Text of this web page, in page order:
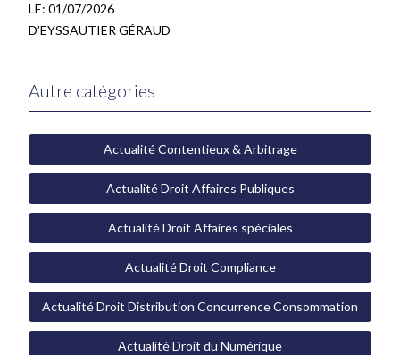
LE: 01/07/2026
D’EYSSAUTIER GÉRAUD
Autre catégories
Actualité Contentieux & Arbitrage
Actualité Droit Affaires Publiques
Actualité Droit Affaires spéciales
Actualité Droit Compliance
Actualité Droit Distribution Concurrence Consommation
Actualité Droit du Numérique